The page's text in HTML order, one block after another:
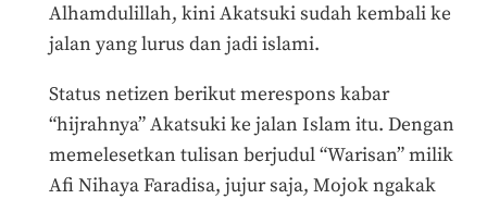
Alhamdulillah, kini Akatsuki sudah kembali ke
jalan yang lurus dan jadi islami.
Status netizen berikut merespons kabar
“hijrahnya” Akatsuki ke jalan Islam itu. Dengan
memelesetkan tulisan berjudul “Warisan” milik
Afi Nihaya Faradisa, jujur saja, Mojok ngakak